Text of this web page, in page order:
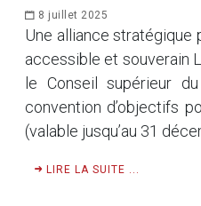
8 juillet 2025
Une alliance stratégique
accessible et souverain
le Conseil supérieur
convention d’objectifs
(valable jusqu’au 31
LIRE LA SUITE ...